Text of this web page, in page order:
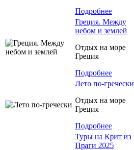
Подробнее
Греция. Между
небом и землей
Отдых на море
Греция
Подробнее
Лето по-гречески
Отдых на море
Греция
Подробнее
Туры на Крит из
Праги 2025